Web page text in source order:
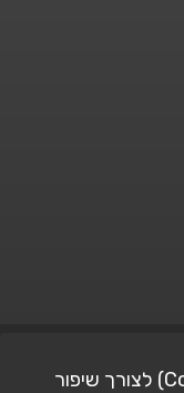
אתר זה משתמש בעוגיות (Cookies) לצורך שיפור